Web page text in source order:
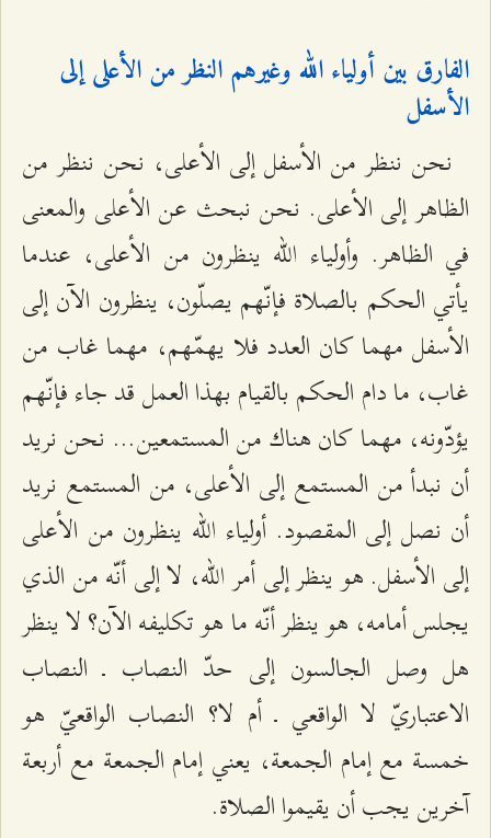
الفارق بين أولياء الله وغيرهم النظر من الأعلى إلى
الأسفل
نحن ننظر من الأسفل إلى الأعلى، نحن ننظر من
الظاهر إلى الأعلى. نحن نبحث عن الأعلى والمعنى
في الظاهر. وأولياء الله ينظرون من الأعلى، عندما
يأتي الحكم بالصلاة فإنّهم يصلّون، ينظرون الآن إلى
الأسفل مهما كان العدد فلا يهمّهم، مهما غاب من
غاب، ما دام الحكم بالقيام بهذا العمل قد جاء فإنّهم
يؤدّونه، مهما كان هناك من المستمعين... نحن نريد
أن نبدأ من المستمع إلى الأعلى، من المستمع نريد
أن نصل إلى المقصود. أولياء الله ينظرون من الأعلى
إلى الأسفل. هو ينظر إلى أمر الله، لا إلى أنّه من الذي
يجلس أمامه، هو ينظر أنّه ما هو تكليفه الآن؟ لا ينظر
هل وصل الجالسون إلى حدّ النصاب ـ النصاب
الاعتباريّ لا الواقعي ـ أم لا؟ النصاب الواقعيّ هو
خمسة مع إمام الجمعة، يعني إمام الجمعة مع أربعة
آخرين يجب أن يقيموا الصلاة.